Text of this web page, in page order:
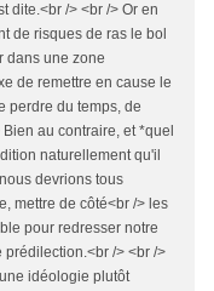
dite.<br /> <br /> Or en
de risques de ras le bol
dans une zone
de remettre en cause le
perdre du temps, de
au contraire, et *quel
naturellement qu'il
devrions tous
mettre de côté<br /> les
pour redresser notre
/> <br />
idéologie plutôt